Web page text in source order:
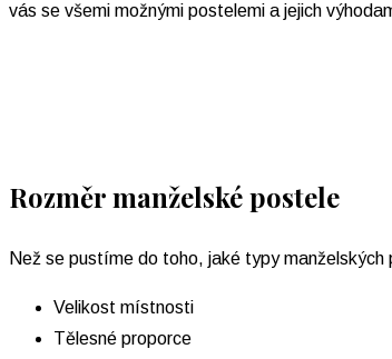
vás se všemi možnými postelemi a jejich
Rozměr manželské postele
Než se pustíme do toho, jaké typy
Velikost místnosti
Tělesné proporce